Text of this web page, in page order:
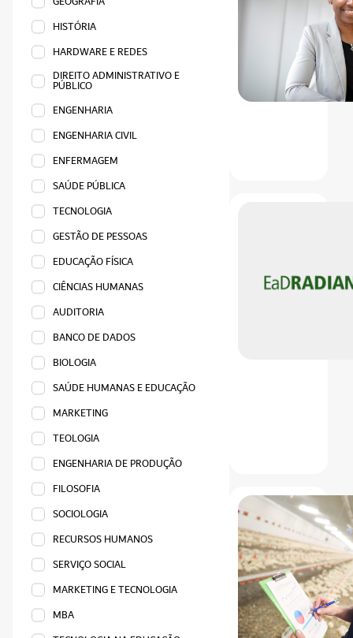
HISTÓRIA
HARDWARE E REDES
DIREITO ADMINISTRATIVO E
PÚBLICO
ENGENHARIA
ENGENHARIA CIVIL
ENFERMAGEM
SAÚDE PÚBLICA
TECNOLOGIA
GESTÃO DE PESSOAS
EDUCAÇÃO FÍSICA
CIÊNCIAS HUMANAS
AUDITORIA
BANCO DE DADOS
BIOLOGIA
SAÚDE HUMANAS E EDUCAÇÃO
MARKETING
TEOLOGIA
ENGENHARIA DE PRODUÇÃO
FILOSOFIA
SOCIOLOGIA
RECURSOS HUMANOS
SERVIÇO SOCIAL
MARKETING E TECNOLOGIA
MBA